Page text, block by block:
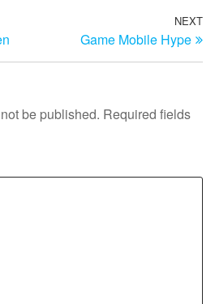
NEXT
Game Mobile Hype
be published. Required fields